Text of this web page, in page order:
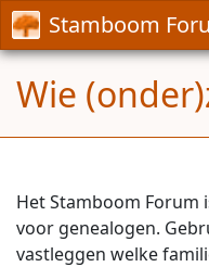
Stamboom
Wie
Het Stamboom Forum
voor genealogen.
vastleggen welke